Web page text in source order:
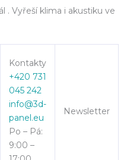
. Vyřeší klima i akustiku ve
Kontakty
+420 731
045 242
info@3d-
panel.eu
Po – Pá:
9:00 –
Newsletter